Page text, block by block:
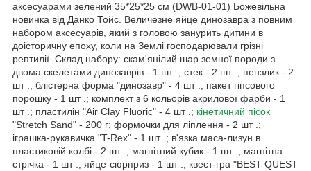
аксесуарами зелений 35*25*25 см (DWB-01-01) Божевільна
новинка від Данко Тойс. Величезне яйце динозавра з повним
набором аксесуарів, який з головою занурить дитини в
доісторичну епоху, коли на Землі господарювали грізні
рептилії. Склад набору: скам'янілий шар земної породи з
двома скелетами динозаврів - 1 шт .; стек - 2 шт .; пензлик - 2
шт .; блістерна форма "динозавр" - 4 шт .; пакет гіпсового
порошку - 1 шт .; комплект з 6 кольорів акрилової фарби - 1
шт .; пластилін "Air Clay Fluoric" - 4 шт .; кінетичний пісок
"Stretch Sand" - 200 г; формочки для ліплення - 2 шт .;
іграшка-рукавичка "T-Rex" - 1 шт .; в'язка маса-лизун в
пластиковій колбі - 2 шт .; магнітний кубик - 1 шт .; магнітна
стрічка - 1 шт .; яйце-сюрприз - 1 шт .; квест-гра "BEST QUEST